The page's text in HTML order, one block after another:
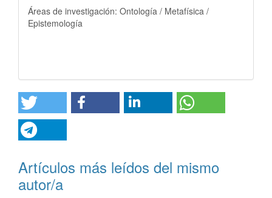
Áreas de investigación: Ontología / Metafísica /
Epistemología
Artículos más leídos del mismo
autor/a